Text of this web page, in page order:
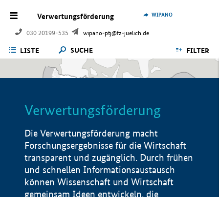
Verwertungsförderung
030 20199-535 wipano-ptj@fz-juelich.de
WIPANO
LISTE SUCHE FILTER
Verwertungsförderung
Die Verwertungsförderung macht
Forschungsergebnisse für die Wirtschaft
transparent und zugänglich. Durch frühen
und schnellen Informationsaustausch
können Wissenschaft und Wirtschaft
gemeinsam Ideen entwickeln, die